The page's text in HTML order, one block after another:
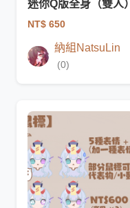
迷你Q版全身（雙人）
NT$ 650
納組NatsuLin
(0)